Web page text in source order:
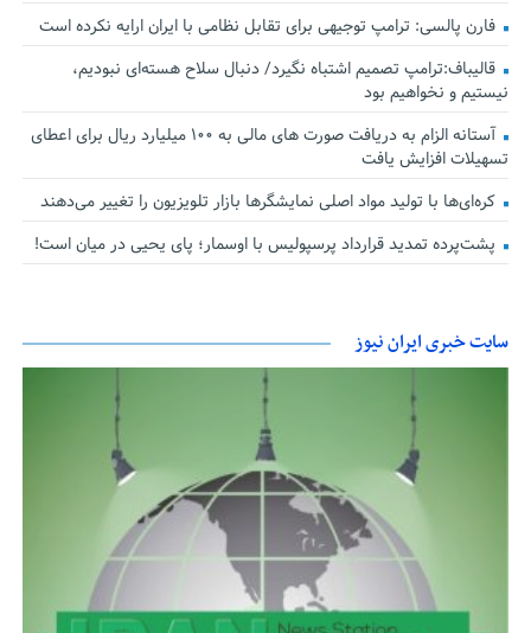
فارن پالسی: ترامپ توجیهی برای تقابل نظامی با ایران ارایه نکرده است
قالیباف:ترامپ تصمیم اشتباه نگیرد/ دنبال سلاح هسته‌ای نبودیم،
نیستیم و نخواهیم بود
آستانه الزام به دریافت صورت های مالی به ۱۰۰ میلیارد ریال برای اعطای
تسهیلات افزایش یافت
کره‌ای‌ها با تولید مواد اصلی نمایشگرها بازار تلویزیون را تغییر می‌دهند
پشت‌پرده تمدید قرارداد پرسپولیس با اوسمار؛ پای یحیی در میان است!
سایت خبری ایران نیوز